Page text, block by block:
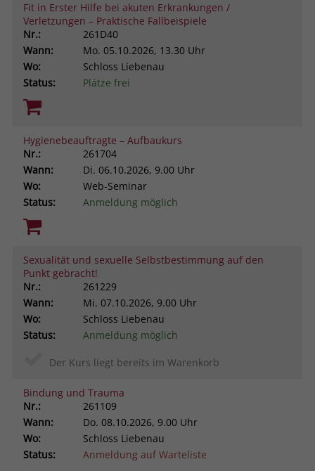
Fit in Erster Hilfe bei akuten Erkrankungen /
Verletzungen – Praktische Fallbeispiele
Nr.:
261D40
Wann:
Mo. 05.10.2026, 13.30 Uhr
Wo:
Schloss Liebenau
Status:
Plätze frei
Hygienebeauftragte – Aufbaukurs
Nr.:
261704
Wann:
Di. 06.10.2026, 9.00 Uhr
Wo:
Web-Seminar
Status:
Anmeldung möglich
Sexualität und sexuelle Selbstbestimmung auf den
Punkt gebracht!
Nr.:
261229
Wann:
Mi. 07.10.2026, 9.00 Uhr
Wo:
Schloss Liebenau
Status:
Anmeldung möglich
Der Kurs liegt bereits im Warenkorb
Bindung und Trauma
Nr.:
261109
Wann:
Do. 08.10.2026, 9.00 Uhr
Wo:
Schloss Liebenau
Status:
Anmeldung auf Warteliste